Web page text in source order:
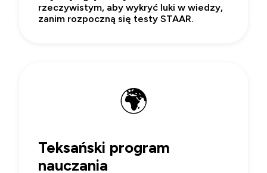
rzeczywistym, aby wykryć luki w wiedzy,
zanim rozpoczną się testy STAAR.
🌍
Teksański program
nauczania